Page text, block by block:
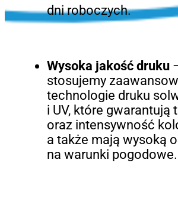
dni roboczych.
Wysoka jakość druku
stosujemy
technologie druku
i UV, które gwarantują
oraz intensywność
a także mają wysoką
na warunki pogodowe.